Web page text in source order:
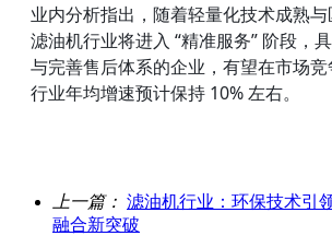
业内分析指出，随着轻量化技术成熟与
滤油机行业将进入 “精准服务” 阶段，
与完善售后体系的企业，有望在市场竞
行业年均增速预计保持 10% 左右。
上一篇： 滤油机行业：环保技术引
融合新突破